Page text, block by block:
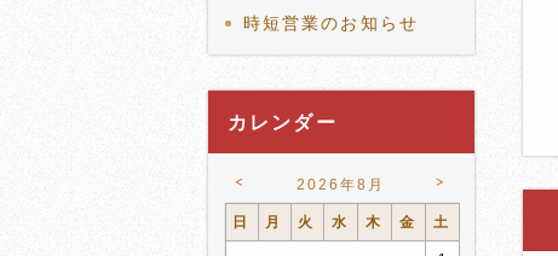
時短営業のお知らせ
カレンダー
< 2026年8月 >
日 月 火 水 木 金 土